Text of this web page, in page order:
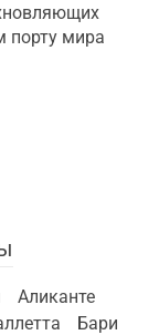
порту мира
Аликанте
Бари